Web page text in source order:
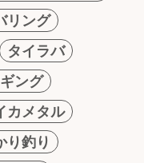
リング
タイラバ
ング
カメタル
り釣り